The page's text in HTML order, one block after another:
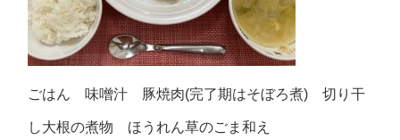
ごはん 味噌汁 豚焼肉(完了期はそぼろ煮) 切り干
し大根の煮物 ほうれん草のごま和え